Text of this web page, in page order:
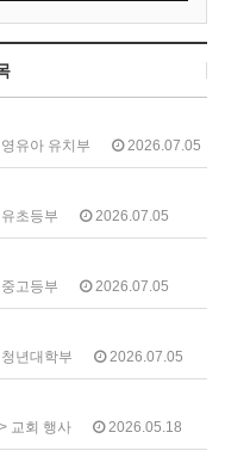
영유아 유치부 2026.07.05
유초등부 2026.07.05
중고등부 2026.07.05
청년대학부 2026.07.05
> 교회 행사 2026.05.18